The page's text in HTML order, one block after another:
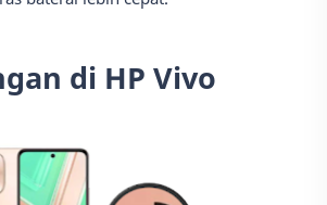
di HP Vivo